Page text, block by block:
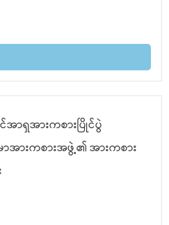
ာရှအားကစားပြိုင်ပွဲ
ာအားကစားအဖွဲ့၏ အားကစား